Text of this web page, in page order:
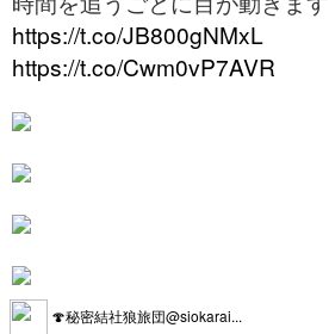
https://t.co/JB800gNMxL
https://t.co/Cwm0vP7AVR
🍄秘密結社狼旅団@siokarai...